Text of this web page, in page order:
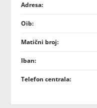
Adresa:
Oib:
Matični broj:
Iban:
Telefon centrala: